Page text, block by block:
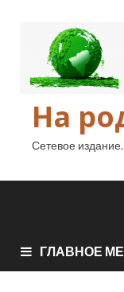
На
Сетевое издание.
ГЛАВНОЕ